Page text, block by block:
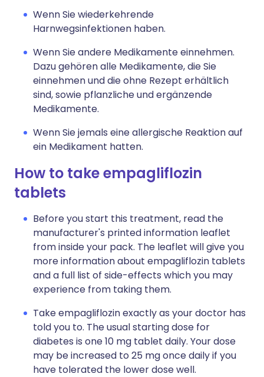
Wenn Sie wiederkehrende
Harnwegsinfektionen haben.
Wenn Sie andere Medikamente einnehmen.
Dazu gehören alle Medikamente, die Sie
einnehmen und die ohne Rezept erhältlich
sind, sowie pflanzliche und ergänzende
Medikamente.
Wenn Sie jemals eine allergische Reaktion auf
ein Medikament hatten.
How to take empagliflozin
tablets
Before you start this treatment, read the
manufacturer's printed information leaflet
from inside your pack. The leaflet will give you
more information about empagliflozin tablets
and a full list of side-effects which you may
experience from taking them.
Take empagliflozin exactly as your doctor has
told you to. The usual starting dose for
diabetes is one 10 mg tablet daily. Your dose
may be increased to 25 mg once daily if you
have tolerated the lower dose well.